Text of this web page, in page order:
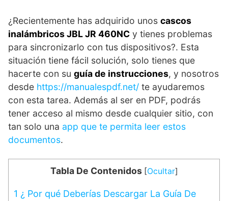
¿Recientemente has adquirido unos cascos
inalámbricos JBL JR 460NC y tienes problemas
para sincronizarlo con tus dispositivos?. Esta
situación tiene fácil solución, solo tienes que
hacerte con su guía de instrucciones, y nosotros
desde https://manualespdf.net/ te ayudaremos
con esta tarea. Además al ser en PDF, podrás
tener acceso al mismo desde cualquier sitio, con
tan solo una app que te permita leer estos
documentos.
Tabla De Contenidos [Ocultar]
1 ¿ Por qué Deberías Descargar La Guía De